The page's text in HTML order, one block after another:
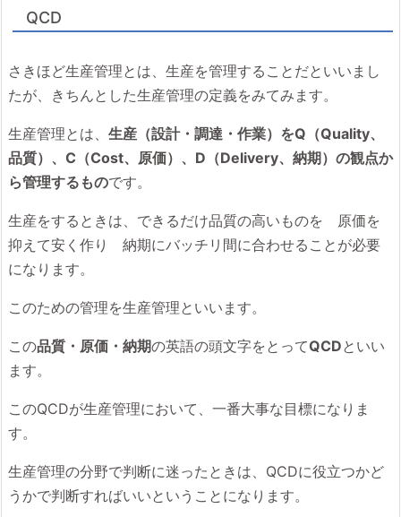
QCD
さきほど生産管理とは、生産を管理することだといいまし
たが、きちんとした生産管理の定義をみてみます。
生産管理とは、 生産（設計・調達・作業）をQ（Quality、
品質）、C（Cost、原価）、D（Delivery、納期）の観点か
ら管理するものです。
生産をするときは、できるだけ品質の高いものを 原価を
抑えて安く作り 納期にバッチリ間に合わせることが必要
になります。
このための管理を生産管理といいます。
この品質・原価・納期の英語の頭文字をとってQCDといい
ます。
このQCDが生産管理において、一番大事な目標になりま
す。
生産管理の分野で判断に迷ったときは、QCDに役立つかど
うかで判断すればいいということになります。